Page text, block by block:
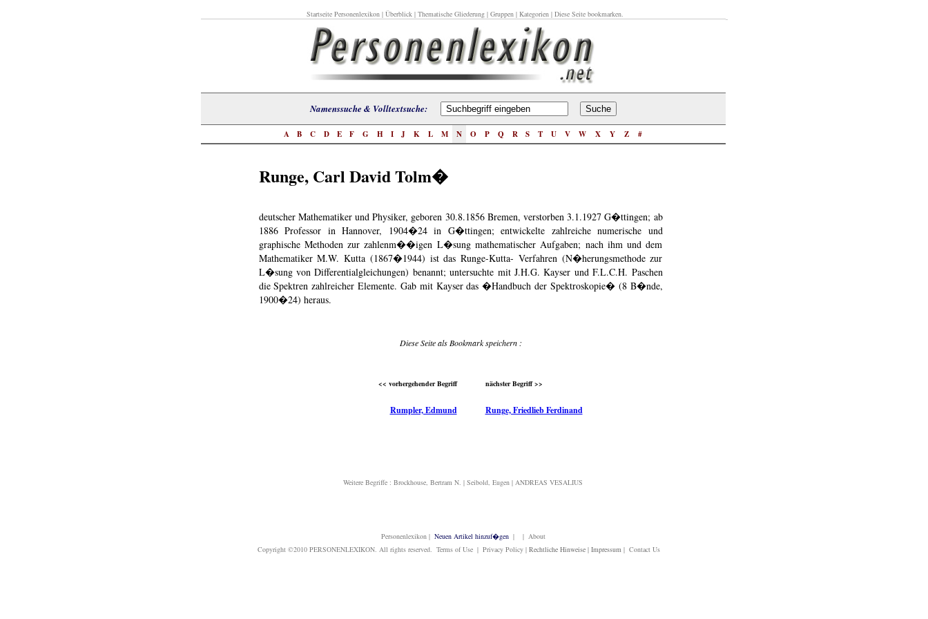
Startseite Personenlexikon| Überblick| Thematische Gliederung| Gruppen| Kategorien| Diese Seite bookmarken.
Namenssuche & Volltextsuche:
A B C D E F G H I J K L M N O P Q R S T U V W X Y Z #
Runge, Carl David Tolm�
deutscher Mathematiker und Physiker, geboren 30.8.1856 Bremen, verstorben 3.1.1927 G�ttingen; ab
1886 Professor in Hannover, 1904�24 in G�ttingen; entwickelte zahlreiche numerische und
graphische Methoden zur zahlenm��igen L�sung mathematischer Aufgaben; nach ihm und dem
Mathematiker M.W. Kutta (1867�1944) ist das Runge-Kutta- Verfahren (N�herungsmethode zur
L�sung von Differentialgleichungen) benannt; untersuchte mit J.H.G. Kayser und F.L.C.H. Paschen
die Spektren zahlreicher Elemente. Gab mit Kayser das �Handbuch der Spektroskopie� (8 B�nde,
1900�24) heraus.
Diese Seite als Bookmark speichern :
<< vorhergehender Begriff nächster Begriff >>
Rumpler, Edmund Runge, Friedlieb Ferdinand
Weitere Begriffe : Brockhouse, Bertram N. | Seibold, Eugen | ANDREAS VESALIUS
Personenlexikon| Neuen Artikel hinzuf�gen | | About
Copyright ©2010 PERSONENLEXIKON. All rights reserved. Terms of Use | Privacy Policy | Rechtliche Hinweise | Impressum | Contact Us